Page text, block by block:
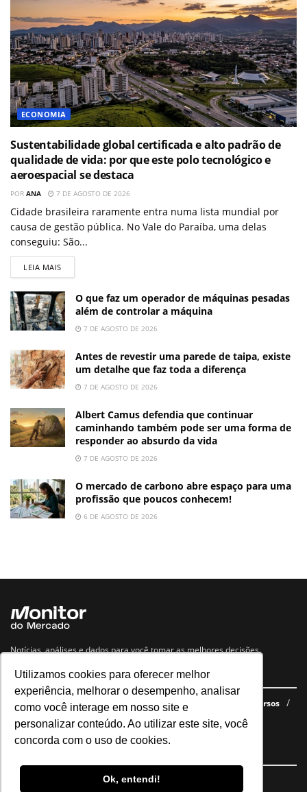
Utilizamos cookies para oferecer melhor
experiência, melhorar o desempenho, analisar
como você interage em nosso site e
personalizar conteúdo. Ao utilizar este site, você
concorda com o uso de cookies.
Ok, entendi!
ECONOMIA
Sustentabilidade global certificada e alto padrão de
qualidade de vida: por que este polo tecnológico e
aeroespacial se destaca
POR ANA 7 DE AGOSTO DE 2026
Cidade brasileira raramente entra numa lista mundial por
causa de gestão pública. No Vale do Paraíba, uma delas
conseguiu: São...
LEIA MAIS
O que faz um operador de máquinas pesadas
além de controlar a máquina
7 DE AGOSTO DE 2026
Antes de revestir uma parede de taipa, existe
um detalhe que faz toda a diferença
7 DE AGOSTO DE 2026
Albert Camus defendia que continuar
caminhando também pode ser uma forma de
responder ao absurdo da vida
7 DE AGOSTO DE 2026
O mercado de carbono abre espaço para uma
profissão que poucos conhecem!
6 DE AGOSTO DE 2026
Notícias, análises e dados para você tomar as melhores decisões.
Navegue no site
Últimas notícias Quem somos E-books gratuitos
Cursos
Política de privacidade